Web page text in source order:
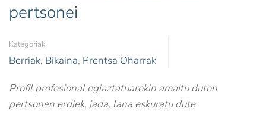
pertsonei
Kategoriak
Berriak, Bikaina, Prentsa Oharrak
Profil profesional egiaztatuarekin amaitu duten
pertsonen erdiek, jada, lana eskuratu dute